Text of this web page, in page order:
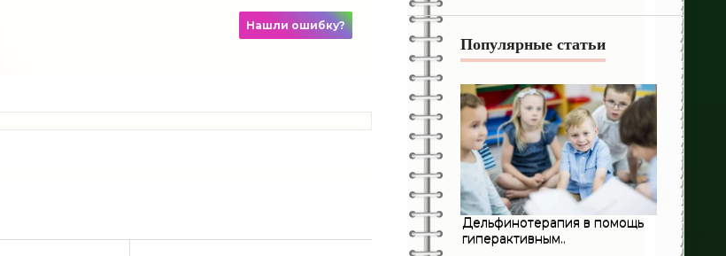
Нашли ошибку?
Неворология
Ринология 1
Гепатология 1
Аллергология 336
Дерматология
Диетология
Популярные статьи
Дельфинотерапия в помощь
гиперактивным..